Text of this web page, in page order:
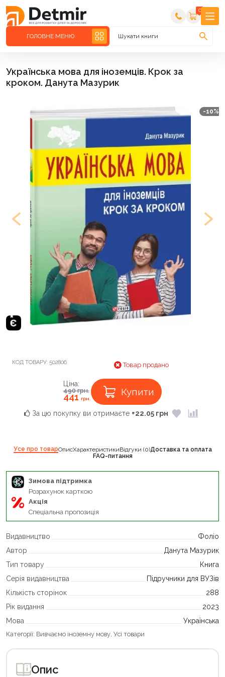
0
ГОЛОВНЕ МЕНЮ Шукати книги
Українська мова для іноземців. Крок за
кроком. Данута Мазурик
-10%
КОД ТОВАРУ: 502806 Товар продано
Ціна:
490грн.
441грн.
Купити
За цю покупку ви отримаєте +22.05 грн
Усе про товарОписХарактеристикиВідгуки (0)Доставка та оплата
FAQ-питання
Зимова підтримка
Розрахунок карткою
Акція
Спеціальна пропозиція
Видавництво
Фоліо
Автор
Данута Мазурик
Тип товару
Книга
Серія видавництва
Підручники для ВУЗів
Кількість сторінок
288
Рік видання
2023
Мова
Українська
Категорії: Вивчаємо іноземну мову, Усі товари
Опис